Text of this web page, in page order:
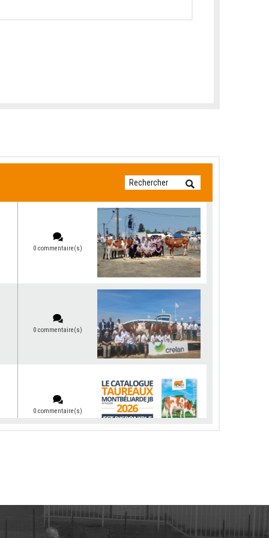
0 commentaire(s)
0 commentaire(s)
0 commentaire(s)